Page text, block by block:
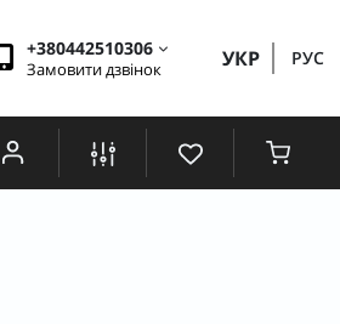
+380442510306
Замовити дзвінок УКР РУС